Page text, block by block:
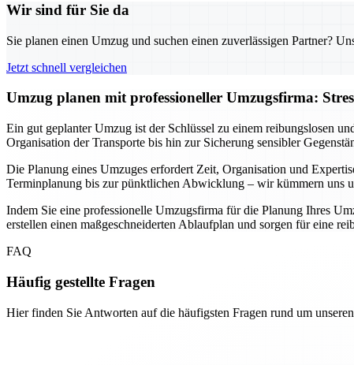
Wir sind für Sie da
Sie planen einen Umzug und suchen einen zuverlässigen Partner?
Jetzt schnell vergleichen
Umzug planen mit professioneller Umzugsfirma:
Ein gut geplanter Umzug ist der Schlüssel zu einem reibungslosen
Organisation der Transporte bis hin zur Sicherung sensibler
Die Planung eines Umzuges erfordert Zeit, Organisation und
Terminplanung bis zur pünktlichen Abwicklung – wir kümmern uns
Indem Sie eine professionelle Umzugsfirma für die Planung Ihres
erstellen einen maßgeschneiderten Ablaufplan und sorgen für eine
FAQ
Häufig gestellte Fragen
Hier finden Sie Antworten auf die häufigsten Fragen rund um